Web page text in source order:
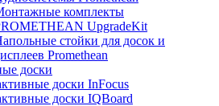
комплекты
UpgradeKit
стойки для досок и
Promethean
доски
доски InFocus
доски IQBoard